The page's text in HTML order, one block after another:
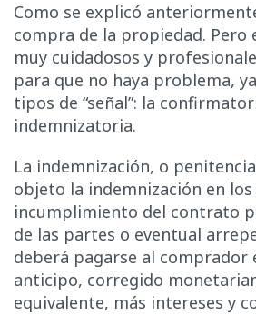
Como se explicó
compra de la propiedad. Pero
muy cuidadosos y
para que no haya problema,
tipos de “señal”: la
indemnizatoria.
La indemnización, o
objeto la indemnización en los
incumplimiento del contrato
de las partes o eventual
deberá pagarse al comprador
anticipo, corregido
equivalente, más intereses y